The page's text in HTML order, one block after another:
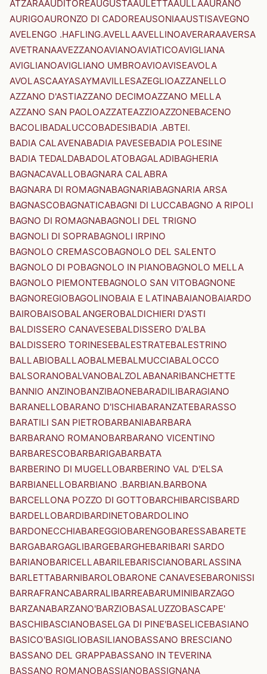
ATZARAAUDITOREAUGUSTAAULETTAAULLAAURANO
AURIGOAURONZO DI CADOREAUSONIAAUSTISAVEGNO
AVELENGO .HAFLING.AVELLAAVELLINOAVERARAAVERSA
AVETRANAAVEZZANOAVIANOAVIATICOAVIGLIANA
AVIGLIANOAVIGLIANO UMBROAVIOAVISEAVOLA
AVOLASCAAYASAYMAVILLESAZEGLIOAZZANELLO
AZZANO D'ASTIAZZANO DECIMOAZZANO MELLA
AZZANO SAN PAOLOAZZATEAZZIOAZZONEBACENO
BACOLIBADALUCCOBADESIBADIA .ABTEI.
BADIA CALAVENABADIA PAVESEBADIA POLESINE
BADIA TEDALDABADOLATOBAGALADIBAGHERIA
BAGNACAVALLOBAGNARA CALABRA
BAGNARA DI ROMAGNABAGNARIABAGNARIA ARSA
BAGNASCOBAGNATICABAGNI DI LUCCABAGNO A RIPOLI
BAGNO DI ROMAGNABAGNOLI DEL TRIGNO
BAGNOLI DI SOPRABAGNOLI IRPINO
BAGNOLO CREMASCOBAGNOLO DEL SALENTO
BAGNOLO DI POBAGNOLO IN PIANOBAGNOLO MELLA
BAGNOLO PIEMONTEBAGNOLO SAN VITOBAGNONE
BAGNOREGIOBAGOLINOBAIA E LATINABAIANOBAIARDO
BAIROBAISOBALANGEROBALDICHIERI D'ASTI
BALDISSERO CANAVESEBALDISSERO D'ALBA
BALDISSERO TORINESEBALESTRATEBALESTRINO
BALLABIOBALLAOBALMEBALMUCCIABALOCCO
BALSORANOBALVANOBALZOLABANARIBANCHETTE
BANNIO ANZINOBANZIBAONEBARADILIBARAGIANO
BARANELLOBARANO D'ISCHIABARANZATEBARASSO
BARATILI SAN PIETROBARBANIABARBARA
BARBARANO ROMANOBARBARANO VICENTINO
BARBARESCOBARBARIGABARBATA
BARBERINO DI MUGELLOBARBERINO VAL D'ELSA
BARBIANELLOBARBIANO .BARBIAN.BARBONA
BARCELLONA POZZO DI GOTTOBARCHIBARCISBARD
BARDELLOBARDIBARDINETOBARDOLINO
BARDONECCHIABAREGGIOBARENGOBARESSABARETE
BARGABARGAGLIBARGEBARGHEBARIBARI SARDO
BARIANOBARICELLABARILEBARISCIANOBARLASSINA
BARLETTABARNIBAROLOBARONE CANAVESEBARONISSI
BARRAFRANCABARRALIBARREABARUMINIBARZAGO
BARZANABARZANO'BARZIOBASALUZZOBASCAPE'
BASCHIBASCIANOBASELGA DI PINE'BASELICEBASIANO
BASICO'BASIGLIOBASILIANOBASSANO BRESCIANO
BASSANO DEL GRAPPABASSANO IN TEVERINA
BASSANO ROMANOBASSIANOBASSIGNANA